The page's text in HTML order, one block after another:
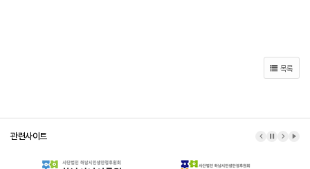
목록
관련사이트 이전 배너
배너 정지
다음 배
배